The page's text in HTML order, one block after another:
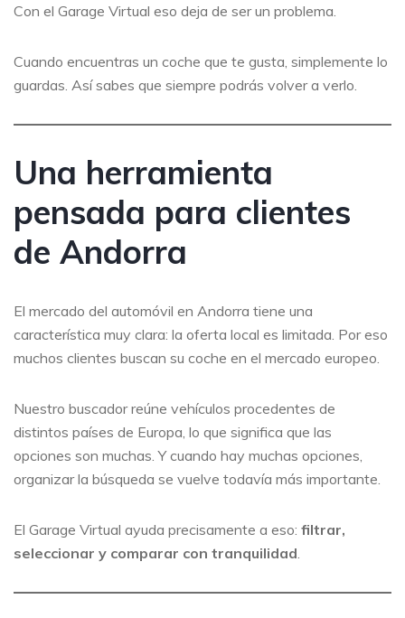
Con el Garage Virtual eso deja de ser un problema.
Cuando encuentras un coche que te gusta, simplemente lo
guardas. Así sabes que siempre podrás volver a verlo.
Una herramienta
pensada para clientes
de Andorra
El mercado del automóvil en Andorra tiene una
característica muy clara: la oferta local es limitada. Por eso
muchos clientes buscan su coche en el mercado europeo.
Nuestro buscador reúne vehículos procedentes de
distintos países de Europa, lo que significa que las
opciones son muchas. Y cuando hay muchas opciones,
organizar la búsqueda se vuelve todavía más importante.
El Garage Virtual ayuda precisamente a eso: filtrar,
seleccionar y comparar con tranquilidad